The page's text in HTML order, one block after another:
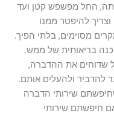
החל מפשפש קטן ועד
להיפטר ממנו
מסוימים, בלתי הפיך.
בריאותית של ממש.
שדוחים את ההדברה,
להדביר ולהעלים אותם.
שירותי הדברה
חיפשתם שירותי